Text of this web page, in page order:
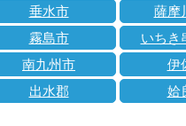
垂水市
薩摩
霧島市
いちき
南九州市
伊
出水郡
姶